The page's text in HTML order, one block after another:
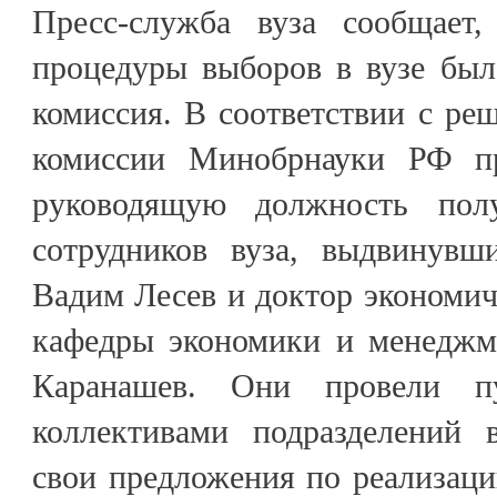
Пресс-служба вуза
процедуры выборов в вузе
комиссия. В соответствии с
комиссии Минобрнауки РФ
руководящую должность
сотрудников вуза,
Вадим Лесев и доктор
кафедры экономики и
Каранашев. Они провели
коллективами подразделений
свои предложения по